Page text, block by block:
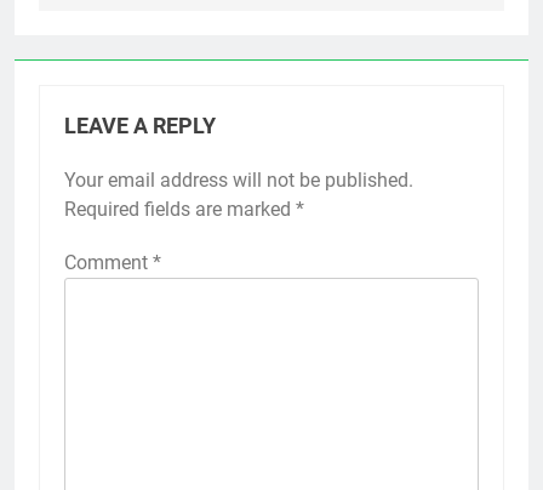
LEAVE A REPLY
Your email address will not be published.
Required fields are marked *
Comment *